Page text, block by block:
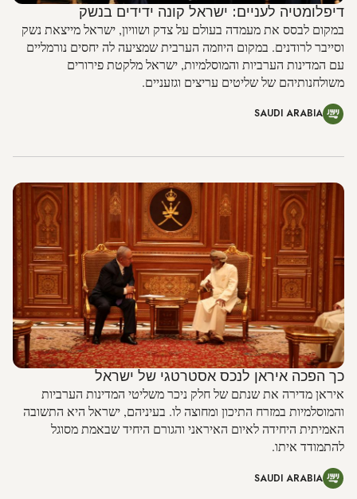
דיפלומטיה לעניים: ישראל קונה ידידים בנשק
במקום לבסס את מעמדה בעולם על צדק ושוויון, ישראל מייצאת נשק
וסייבר לרודנים. במקום היוזמה הערבית שמציעה לה יחסים נורמליים
עם המדינות הערביות והמוסלמיות, ישראל מלקטת פירורים
משולחנותיהם של שליטים עריצים וגזעניים.
SAUDI ARABIA
כך הפכה איראן לנכס אסטרטגי של ישראל
איראן מדירה את שנתם של חלק ניכר משליטי המדינות הערביות
והמוסלמיות במזרח התיכון ומחוצה לו. בעיניהם, ישראל היא התשובה
האמיתית היחידה לאיום האיראני והגורם היחיד שבאמת מסוגל
להתמודד איתו.
SAUDI ARABIA